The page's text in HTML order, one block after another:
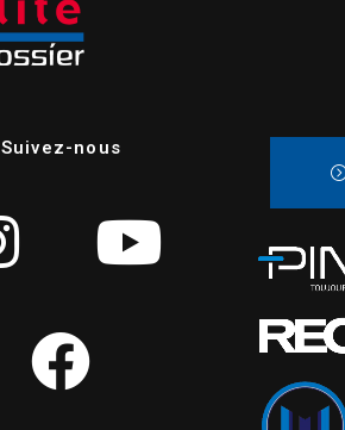
Suivez-nous